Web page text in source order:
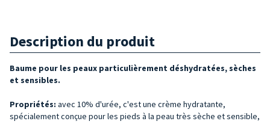
Description du produit
Baume pour les peaux particulièrement déshydratées, sèches
et sensibles.
Propriétés: avec 10% d'urée, c'est une crème hydratante,
spécialement conçue pour les pieds à la peau très sèche et sensible,